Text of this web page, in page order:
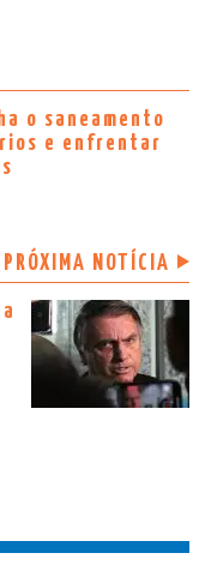
o saneamento
e enfrentar
PRÓXIMA NOTÍCIA